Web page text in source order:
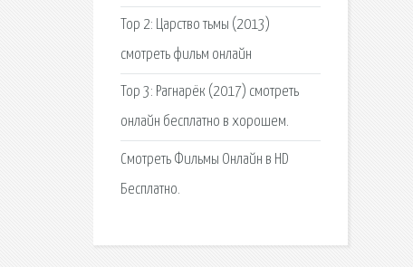
Тор 2: Царство тьмы (2013)
смотреть фильм онлайн
Тор 3: Рагнарёк (2017) смотреть
онлайн бесплатно в хорошем.
Смотреть Фильмы Онлайн в HD
Бесплатно.